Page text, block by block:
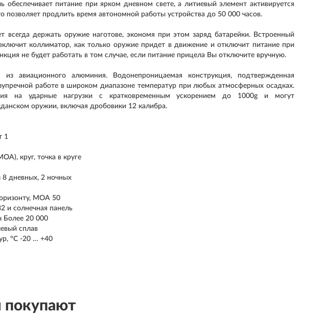
обеспечивает питание при ярком дневном свете, а литиевый элемент активируется
позволяет продлить время автономной работы устройства до 50 000 часов.
всегда держать оружие наготове, экономя при этом заряд батарейки. Встроенный
коллиматор, как только оружие придет в движение и отключит питание при
не будет работать в том случае, если питание прицела Вы отключите вручную.
из авиационного алюминия. Водонепроницаемая конструкция, подтвержденная
работе в широком диапазоне температур при любых атмосферных осадках.
на ударные нагрузки с кратковременным ускорением до 1000g и могут
оружии, включая дробовики 12 калибра.
1
круг, точка в круге
8 дневных, 2 ночных
МОА 50
и солнечная панель
Более 20 000
сплав
°C -20 … +40
покупают